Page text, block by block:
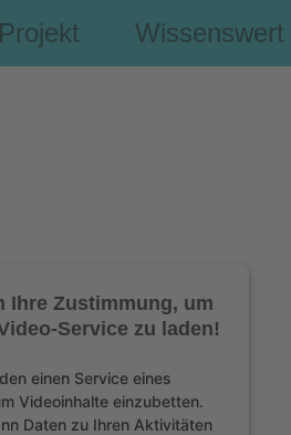
Projekt Wissenswert
Ihre Zustimmung, um
Service zu laden!
einen Service eines
Videoinhalte einzubetten.
Daten zu Ihren Aktivitäten